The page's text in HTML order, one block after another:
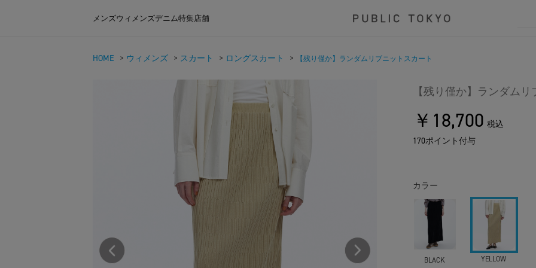
メンズウィメンズデニム特集店舗
HOME > ウィメンズ > スカート > ロングスカート > 【残り僅か】ランダムリブニットスカート
【残り僅か】ランダム
￥18,700 税込
170ポイント付与
カラー
BLACK YELLOW